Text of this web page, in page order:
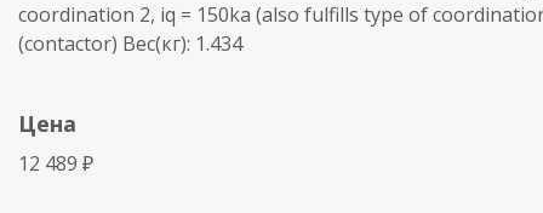
coordination 2, iq = 150ka (also fulfills type of
(contactor) Вес(кг): 1.434
Цена
12 489 ₽